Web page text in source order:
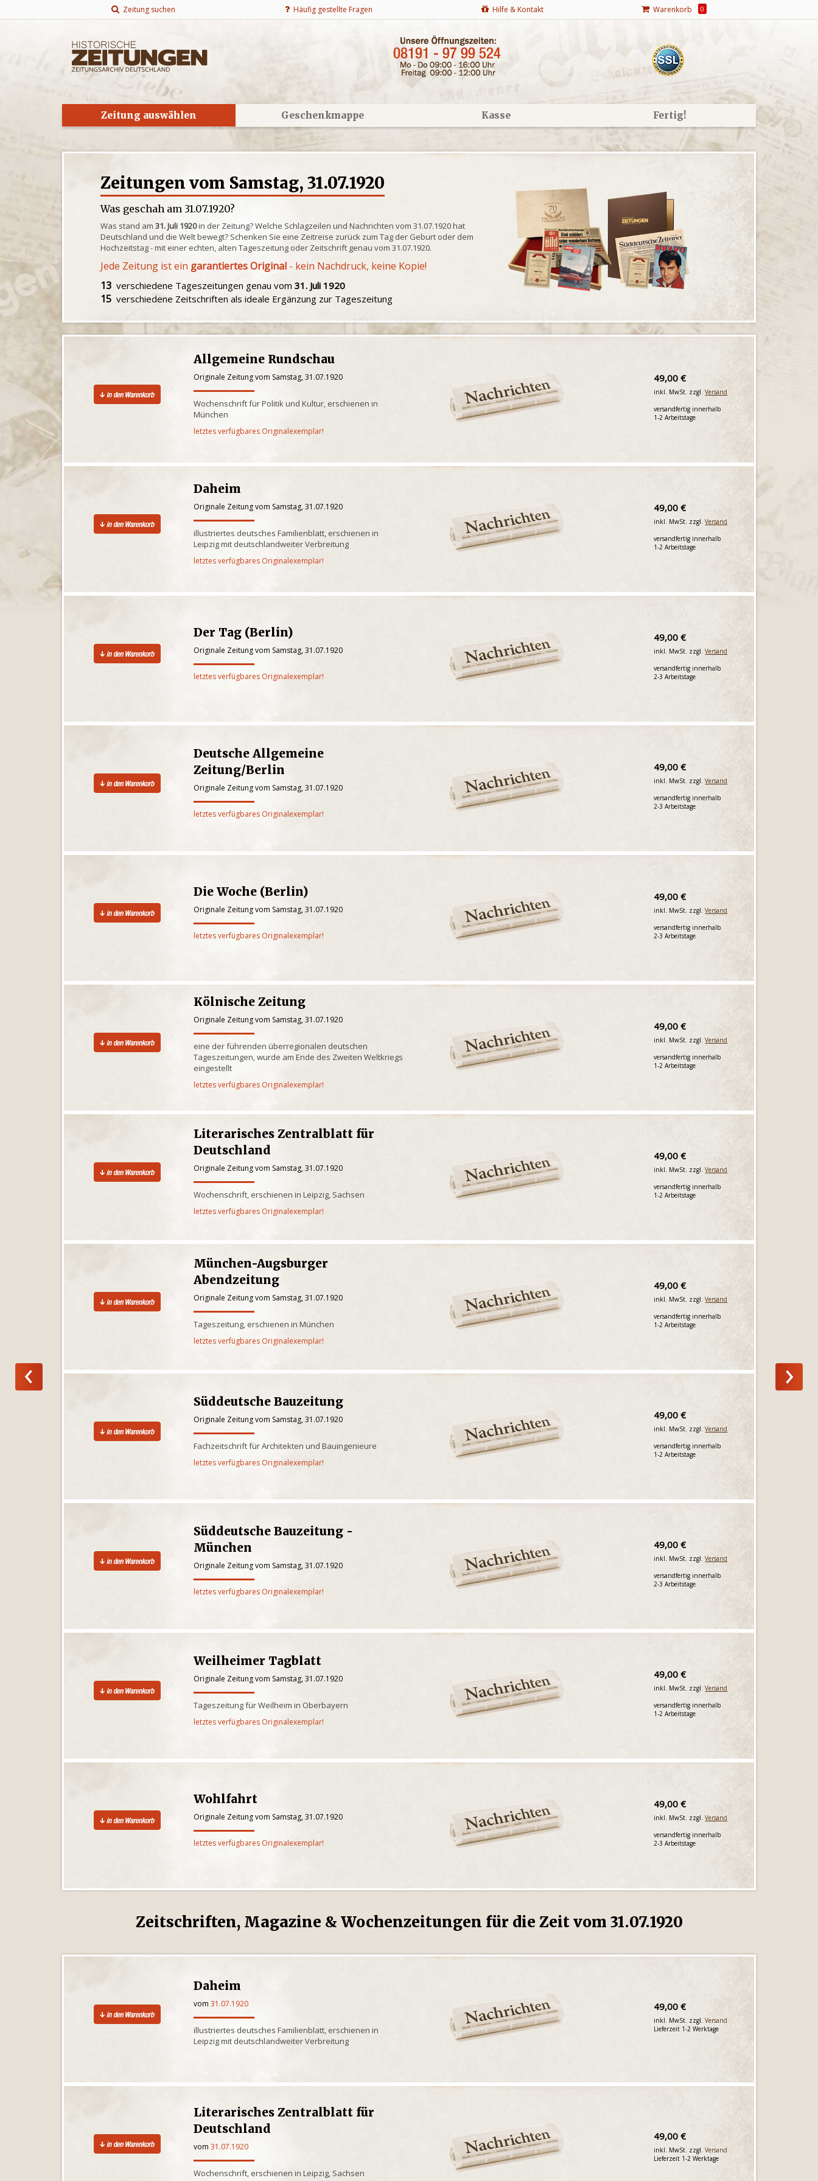
Zeitung suchen Häufig gestellte Fragen Hilfe & Kontakt Warenkorb 0
Zeitung auswählen Geschenkmappe Kasse Fertig!
Zeitungen vom Samstag, 31.07.1920
Was geschah am 31.07.1920?
Was stand am31. Juli 1920in der Zeitung? Welche Schlagzeilen und Nachrichten vom 31.07.1920 hat
Deutschland und die Welt bewegt? Schenken Sie eine Zeitreise zurück zum Tag der Geburt oder dem
Hochzeitstag - mit einer echten, alten Tageszeitung oder Zeitschrift genau vom 31.07.1920.
Jede Zeitung ist ein garantiertes Original - kein Nachdruck, keine Kopie!
13 verschiedene Tageszeitungen genau vom31. Juli 1920
15 verschiedene Zeitschriften als ideale Ergänzung zur Tageszeitung
Allgemeine Rundschau
Originale Zeitung vom Samstag, 31.07.1920
Wochenschrift für Politik und Kultur, erschienen in
München
letztes verfügbares Originalexemplar!
49,00 €
inkl. MwSt. zzgl.Versand
versandfertig innerhalb
1-2 Arbeitstage
Daheim
Originale Zeitung vom Samstag, 31.07.1920
illustriertes deutsches Familienblatt, erschienen in
Leipzig mit deutschlandweiter Verbreitung
letztes verfügbares Originalexemplar!
49,00 €
inkl. MwSt. zzgl.Versand
versandfertig innerhalb
1-2 Arbeitstage
Der Tag (Berlin)
Originale Zeitung vom Samstag, 31.07.1920
letztes verfügbares Originalexemplar!
49,00 €
inkl. MwSt. zzgl.Versand
versandfertig innerhalb
2-3 Arbeitstage
Deutsche Allgemeine
Zeitung/Berlin
Originale Zeitung vom Samstag, 31.07.1920
letztes verfügbares Originalexemplar!
49,00 €
inkl. MwSt. zzgl.Versand
versandfertig innerhalb
2-3 Arbeitstage
Die Woche (Berlin)
Originale Zeitung vom Samstag, 31.07.1920
letztes verfügbares Originalexemplar!
49,00 €
inkl. MwSt. zzgl.Versand
versandfertig innerhalb
2-3 Arbeitstage
Kölnische Zeitung
Originale Zeitung vom Samstag, 31.07.1920
eine der führenden überregionalen deutschen
Tageszeitungen, wurde am Ende des Zweiten Weltkriegs
eingestellt
letztes verfügbares Originalexemplar!
49,00 €
inkl. MwSt. zzgl.Versand
versandfertig innerhalb
1-2 Arbeitstage
Literarisches Zentralblatt für
Deutschland
Originale Zeitung vom Samstag, 31.07.1920
Wochenschrift, erschienen in Leipzig, Sachsen
letztes verfügbares Originalexemplar!
49,00 €
inkl. MwSt. zzgl.Versand
versandfertig innerhalb
1-2 Arbeitstage
München-Augsburger
Abendzeitung
Originale Zeitung vom Samstag, 31.07.1920
Tageszeitung, erschienen in München
letztes verfügbares Originalexemplar!
49,00 €
inkl. MwSt. zzgl.Versand
versandfertig innerhalb
1-2 Arbeitstage
Süddeutsche Bauzeitung
Originale Zeitung vom Samstag, 31.07.1920
Fachzeitschrift für Architekten und Bauingenieure
letztes verfügbares Originalexemplar!
49,00 €
inkl. MwSt. zzgl.Versand
versandfertig innerhalb
1-2 Arbeitstage
Süddeutsche Bauzeitung -
München
Originale Zeitung vom Samstag, 31.07.1920
letztes verfügbares Originalexemplar!
49,00 €
inkl. MwSt. zzgl.Versand
versandfertig innerhalb
2-3 Arbeitstage
Weilheimer Tagblatt
Originale Zeitung vom Samstag, 31.07.1920
Tageszeitung für Weilheim in Oberbayern
letztes verfügbares Originalexemplar!
49,00 €
inkl. MwSt. zzgl.Versand
versandfertig innerhalb
1-2 Arbeitstage
Wohlfahrt
Originale Zeitung vom Samstag, 31.07.1920
letztes verfügbares Originalexemplar!
49,00 €
inkl. MwSt. zzgl.Versand
versandfertig innerhalb
2-3 Arbeitstage
Zeitschriften, Magazine & Wochenzeitungen für die Zeit vom 31.07.1920
Daheim
vom31.07.1920
illustriertes deutsches Familienblatt, erschienen in
Leipzig mit deutschlandweiter Verbreitung
49,00 €
inkl. MwSt. zzgl.Versand
Lieferzeit 1-2 Werktage
Literarisches Zentralblatt für
Deutschland
vom31.07.1920
Wochenschrift, erschienen in Leipzig, Sachsen
49,00 €
inkl. MwSt. zzgl.Versand
Lieferzeit 1-2 Werktage